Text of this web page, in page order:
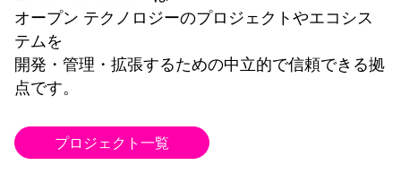
オープン テクノロジーのプロジェクトやエコシス
テムを
開発・管理・拡張するための中立的で信頼できる拠
点です。
プロジェクト一覧